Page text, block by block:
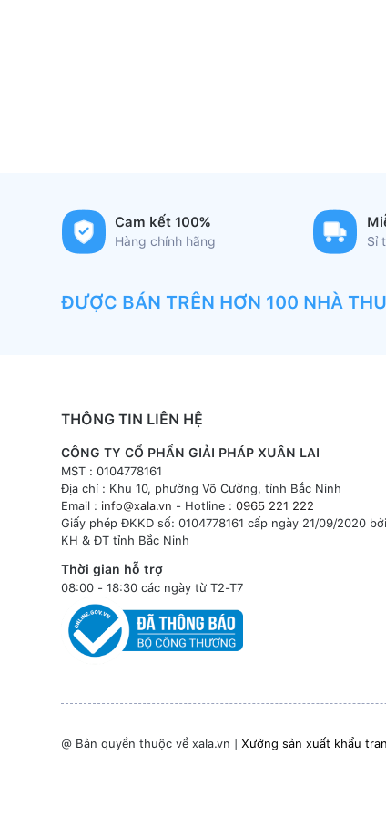
Cam kết 100%
Hàng chính hãng Sỉ
ĐƯỢC BÁN TRÊN HƠN 100 NHÀ
THÔNG TIN LIÊN HỆ
CÔNG TY CỔ PHẦN GIẢI PHÁP XUÂN LAI
MST : 0104778161
Địa chỉ : Khu 10, phường Võ Cường, tỉnh Bắc Ninh
Email : info@xala.vn - Hotline : 0965 221 222
Giấy phép ĐKKD số: 0104778161 cấp ngày 21/09/2020
KH & ĐT tỉnh Bắc Ninh
Thời gian hỗ trợ
08:00 - 18:30 các ngày từ T2-T7
@ Bản quyền thuộc về xala.vn | Xưởng sản xuất khẩu